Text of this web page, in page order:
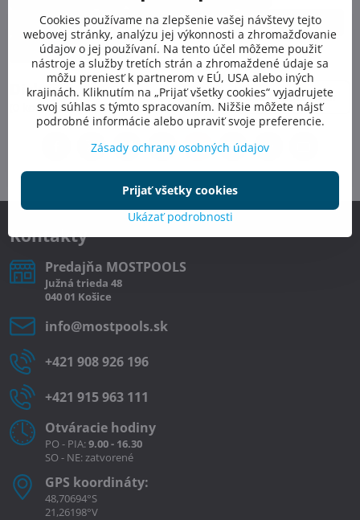
ohrev vody
invertorové čerpadlo
úspora energie
predĺženie sezóny
Diskusia
(0 komentárov)
Nový komentár
FacebookTwitterBlueskyPinterestReddit LinkedInWhatsApp
Kontakty
Predajňa MOSTPOOLS
Južná trieda 48
040 01 Košice
info​@mostpools​.sk
+421 908 926 196
+421 915 963 111
Otváracie hodiny
PO - PIA:9.00 - 16.30
SO - NE: zatvorené
GPS koordináty:
48,70694°S
21,26198°V
Cookies používame na zlepšenie vašej návštevy tejto
webovej stránky, analýzu jej výkonnosti a zhromažďovanie
údajov o jej používaní. Na tento účel môžeme použiť
nástroje a služby tretích strán a zhromaždené údaje sa
môžu preniesť k partnerom v EÚ, USA alebo iných
krajinách. Kliknutím na „Prijať všetky cookies“ vyjadrujete
svoj súhlas s týmto spracovaním. Nižšie môžete nájsť
podrobné informácie alebo upraviť svoje preferencie.
Zásady ochrany osobných údajov
Ukázať podrobnosti
Prijať všetky cookies